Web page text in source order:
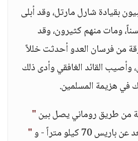
بقيادة شارل مارتل، وقد أبلى
ومات منهم كثيرون، وقد
من فرسان العدو أحدثت خللاً
القائد الغافقي وأدى ذلك
في هزيمة المسلمين.
من طريق روماني يصل بين"
70 كيلو متراً - و "